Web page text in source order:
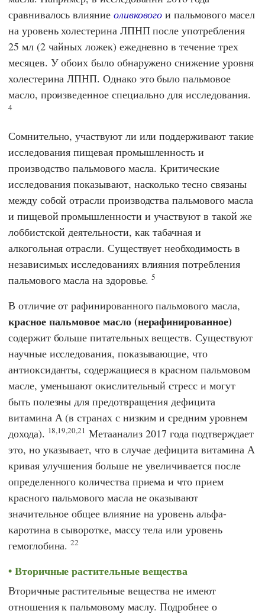
сравнивалось влияние оливкового и пальмового масел
на уровень холестерина ЛПНП после употребления
25 мл (2 чайных ложек) ежедневно в течение трех
месяцев. У обоих было обнаружено снижение уровня
холестерина ЛПНП. Однако это было пальмовое
масло, произведенное специально для исследования.
4
Сомнительно, участвуют ли или поддерживают такие
исследования пищевая промышленность и
производство пальмового масла. Критические
исследования показывают, насколько тесно связаны
между собой отрасли производства пальмового масла
и пищевой промышленности и участвуют в такой же
лоббистской деятельности, как табачная и
алкогольная отрасли. Существует необходимость в
независимых исследованиях влияния потребления
пальмового масла на здоровье.5
В отличие от рафинированного пальмового масла,
красное пальмовое масло (нерафинированное)
содержит больше питательных веществ. Существуют
научные исследования, показывающие, что
антиоксиданты, содержащиеся в красном пальмовом
масле, уменьшают окислительный стресс и могут
быть полезны для предотвращения дефицита
витамина А (в странах с низким и средним уровнем
дохода). 18,19,20,21 Метаанализ 2017 года подтверждает
это, но указывает, что в случае дефицита витамина А
кривая улучшения больше не увеличивается после
определенного количества приема и что прием
красного пальмового масла не оказывают
значительное общее влияние на уровень альфа-
каротина в сыворотке, массу тела или уровень
гемоглобина.22
Вторичные растительные вещества
Вторичные растительные вещества не имеют
отношения к пальмовому маслу. Подробнее о